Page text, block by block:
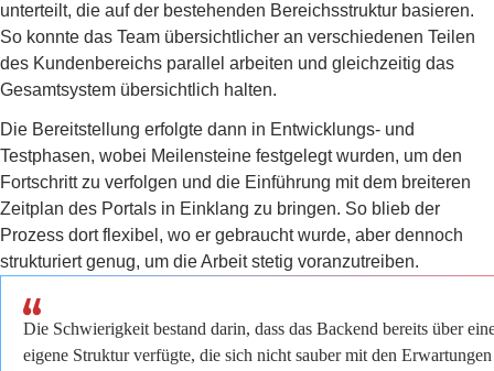
unterteilt, die auf der bestehenden Bereichsstruktur basieren.
So konnte das Team übersichtlicher an verschiedenen Teilen
des Kundenbereichs parallel arbeiten und gleichzeitig das
Gesamtsystem übersichtlich halten.
Die Bereitstellung erfolgte dann in Entwicklungs- und
Testphasen, wobei Meilensteine festgelegt wurden, um den
Fortschritt zu verfolgen und die Einführung mit dem breiteren
Zeitplan des Portals in Einklang zu bringen. So blieb der
Prozess dort flexibel, wo er gebraucht wurde, aber dennoch
strukturiert genug, um die Arbeit stetig voranzutreiben.
Die Schwierigkeit bestand darin, dass das Backend bereits über
eigene Struktur verfügte, die sich nicht sauber mit den Erwartungen